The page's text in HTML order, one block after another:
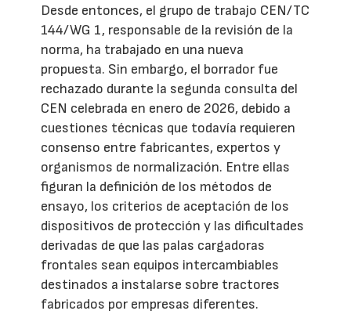
Desde entonces, el grupo de trabajo CEN/TC
144/WG 1, responsable de la revisión de la
norma, ha trabajado en una nueva
propuesta. Sin embargo, el borrador fue
rechazado durante la segunda consulta del
CEN celebrada en enero de 2026, debido a
cuestiones técnicas que todavía requieren
consenso entre fabricantes, expertos y
organismos de normalización. Entre ellas
figuran la definición de los métodos de
ensayo, los criterios de aceptación de los
dispositivos de protección y las dificultades
derivadas de que las palas cargadoras
frontales sean equipos intercambiables
destinados a instalarse sobre tractores
fabricados por empresas diferentes.